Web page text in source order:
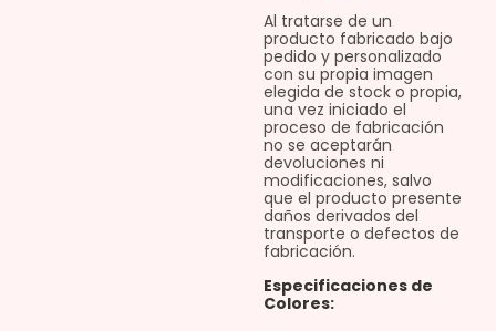
Al tratarse de un
producto fabricado bajo
pedido y personalizado
con su propia imagen
elegida de stock o propia,
una vez iniciado el
proceso de fabricación
no se aceptarán
devoluciones ni
modificaciones, salvo
que el producto presente
daños derivados del
transporte o defectos de
fabricación.
Especificaciones de
Colores: